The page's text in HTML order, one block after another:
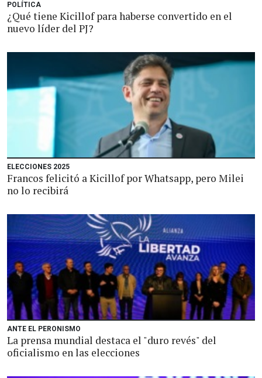
POLÍTICA
¿Qué tiene Kicillof para haberse convertido en el
nuevo líder del PJ?
ELECCIONES 2025
Francos felicitó a Kicillof por Whatsapp, pero Milei
no lo recibirá
ANTE EL PERONISMO
La prensa mundial destaca el "duro revés" del
oficialismo en las elecciones